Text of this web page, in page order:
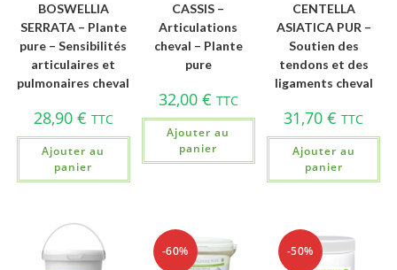
BOSWELLIA
SERRATA – Plante
pure – Sensibilités
articulaires et
pulmonaires cheval
28,90 € TTC
Ajouter au
panier
CASSIS –
Articulations
cheval – Plante
pure
32,00 € TTC
Ajouter au
panier
CENTELLA
ASIATICA PUR –
Soutien des
tendons et des
ligaments cheval
31,70€ TTC
Ajouter au
panier
-60% -50%